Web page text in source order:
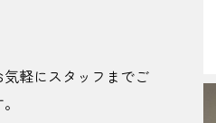
軽にスタッフまでご